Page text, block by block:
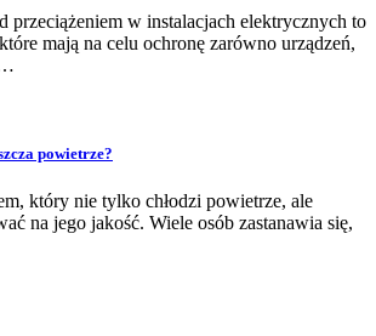
przeciążeniem w instalacjach elektrycznych to
mają na celu ochronę zarówno urządzeń,
powietrze?
który nie tylko chłodzi powietrze, ale
na jego jakość. Wiele osób zastanawia się,